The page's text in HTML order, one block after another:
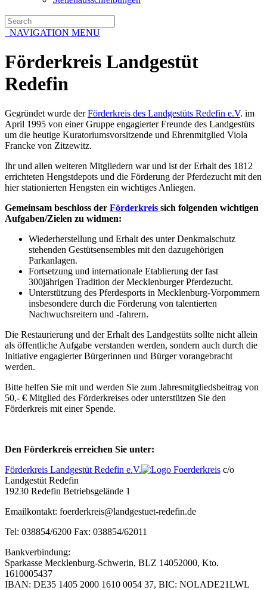
NAVIGATION MENU
Förderkreis Landgestüt
Redefin
Gegründet wurde derFörderkreis des Landgestüts Redefin e.V. im
April 1995 von einer Gruppe engagierter Freunde des Landgestüts
um die heutige Kuratoriumsvorsitzende und Ehrenmitglied Viola
Francke von Zitzewitz.
Ihr und allen weiteren Mitgliedern war und ist der Erhalt des 1812
errichteten Hengstdepots und die Förderung der Pferdezucht mit den
hier stationierten Hengsten ein wichtiges Anliegen.
Gemeinsam beschloss der Förderkreis sich folgenden wichtigen
Aufgaben/Zielen zu widmen:
Wiederherstellung und Erhalt des unter Denkmalschutz
stehenden Gestütsensembles mit den dazugehörigen
Parkanlagen.
Fortsetzung und internationale Etablierung der fast
300jährigen Tradition der Mecklenburger Pferdezucht.
Unterstützung des Pferdesports in Mecklenburg-Vorpommern
insbesondere durch die Förderung von talentierten
Nachwuchsreitern und -fahrern.
Die Restaurierung und der Erhalt des Landgestüts sollte nicht allein
als öffentliche Aufgabe verstanden werden, sondern auch durch die
Initiative engagierter Bürgerinnen und Bürger vorangebracht
werden.
Bitte helfen Sie mit und werden Sie zum Jahresmitgliedsbeitrag von
50,- € Mitglied des Förderkreises oder unterstützen Sie den
Förderkreis mit einer Spende.
Den Förderkreis erreichen Sie unter:
Förderkreis Landgestüt Redefin e.V.
c/o
Landgestüt Redefin
19230 Redefin Betriebsgelände 1
Emailkontakt: foerderkreis@landgestuet-redefin.de
Tel: 038854/6200 Fax: 038854/62011
Bankverbindung:
Sparkasse Mecklenburg-Schwerin, BLZ 14052000, Kto.
1610005437
IBAN: DE35 1405 2000 1610 0054 37, BIC: NOLADE21LWL